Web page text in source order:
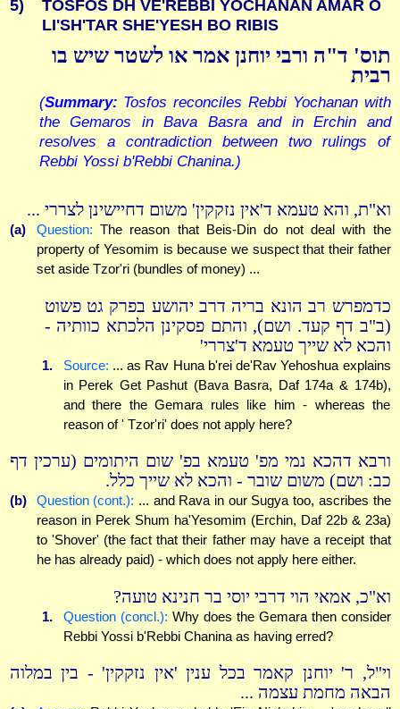
5)
TOSFOS DH VE'REBBI YOCHANAN AMAR O
LI'SH'TAR SHE'YESH BO RIBIS
תוס' ד"ה ורבי יוחנן אמר או לשטר שיש בו
רבית
(Summary: Tosfos reconciles Rebbi Yochanan with
the Gemaros in Bava Basra and in Erchin and
resolves a contradiction between two rulings of
Rebbi Yossi b'Rebbi Chanina.)
וא"ת, והא טעמא ד'אין נזקקין' משום דחיישינן לצררי ...
(a) Question: The reason that Beis-Din do not deal with the
property of Yesomim is because we suspect that their father
set aside Tzor'ri (bundles of money) ...
כדמפרש רב הונא בריה דרב יהושע בפרק גט פשוט
(ב"ב דף קעד. ושם), והתם פסקינן הלכתא כוותיה -
והכא לא שייך טעמא ד'צררי'
1. Source: ... as Rav Huna b'rei de'Rav Yehoshua explains
in Perek Get Pashut (Bava Basra, Daf 174a & 174b),
and there the Gemara rules like him - whereas the
reason of ' Tzor'ri' does not apply here?
ורבא דהכא נמי מפ' טעמא בפ' שום היתומים (ערכין דף
כב: ושם) משום שובר - והכא לא שייך כלל.
(b) Question (cont.): ... and Rava in our Sugya too, ascribes the
reason in Perek Shum ha'Yesomim (Erchin, Daf 22b & 23a)
to 'Shover' (the fact that their father may have a receipt that
he has already paid) - which does not apply here either.
וא"כ, אמאי הוי דרבי יוסי בר חנינא טועה?
1. Question (concl.): Why does the Gemara then consider
Rebbi Yossi b'Rebbi Chanina as having erred?
וי"ל, ר' יוחנן קאמר בכל ענין 'אין נזקקין' - בין במלוה
הבאה מחמת עצמה ...